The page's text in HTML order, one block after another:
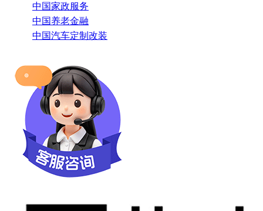
中国家政服务
中国养老金融
中国汽车定制改装